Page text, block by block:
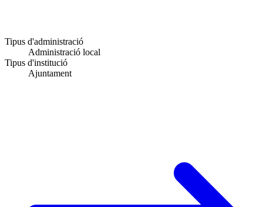
Tipus d'administració
Administració local
Tipus d'institució
Ajuntament